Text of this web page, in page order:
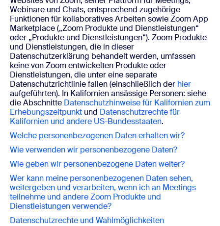
Webinare und Chats, entsprechend zugehörige
Funktionen für kollaboratives Arbeiten sowie Zoom App
Marketplace („Zoom Produkte und Dienstleistungen“
oder „Produkte und Dienstleistungen“). Zoom Produkte
und Dienstleistungen, die in dieser
Datenschutzerklärung behandelt werden, umfassen
keine von Zoom entwickelten Produkte oder
Dienstleistungen, die unter eine separate
Datenschutzrichtlinie fallen (einschließlich der hier
aufgeführten). In Kalifornien ansässige Personen: siehe
die Abschnitte Datenschutzhinweise für Kalifornien zum
Erhebungszeitpunkt und Datenschutzrechte für
Kalifornien und andere US-Bundesstaaten.
Welche personenbezogenen Daten erhalten wir?
Wie verwenden wir personenbezogene Daten?
Wie geben wir personenbezogene Daten weiter?
Wer kann meine personenbezogenen Daten sehen,
weitergeben und verarbeiten, wenn ich an Meetings
teilnehme und andere Zoom Produkte und
Dienstleistungen verwende?
Datenschutzrechte und Wahlmöglichkeiten